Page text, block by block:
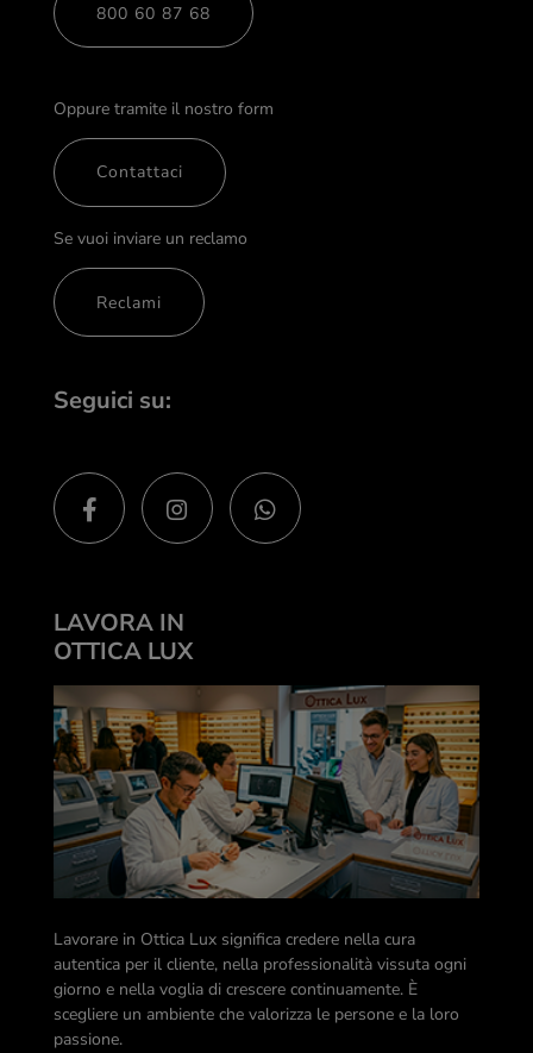
800 60 87 68
Oppure tramite il nostro form
Contattaci
Se vuoi inviare un reclamo
Reclami
Seguici su:
LAVORA IN
OTTICA LUX
Lavorare in Ottica Lux significa credere nella cura
autentica per il cliente, nella professionalità vissuta ogni
giorno e nella voglia di crescere continuamente. È
scegliere un ambiente che valorizza le persone e la loro
passione.